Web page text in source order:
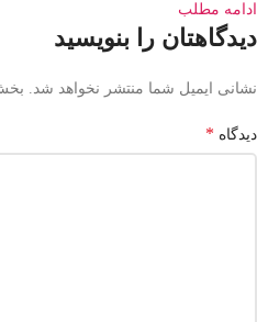
ادامه مطلب
دیدگاهتان را بنویسید
نشانی ایمیل شما منتشر نخواهد شد.
دیدگاه *